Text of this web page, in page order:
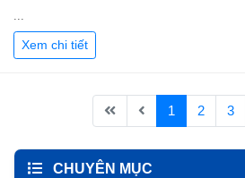
...
Xem chi tiết
1 2 3
CHUYÊN MỤC